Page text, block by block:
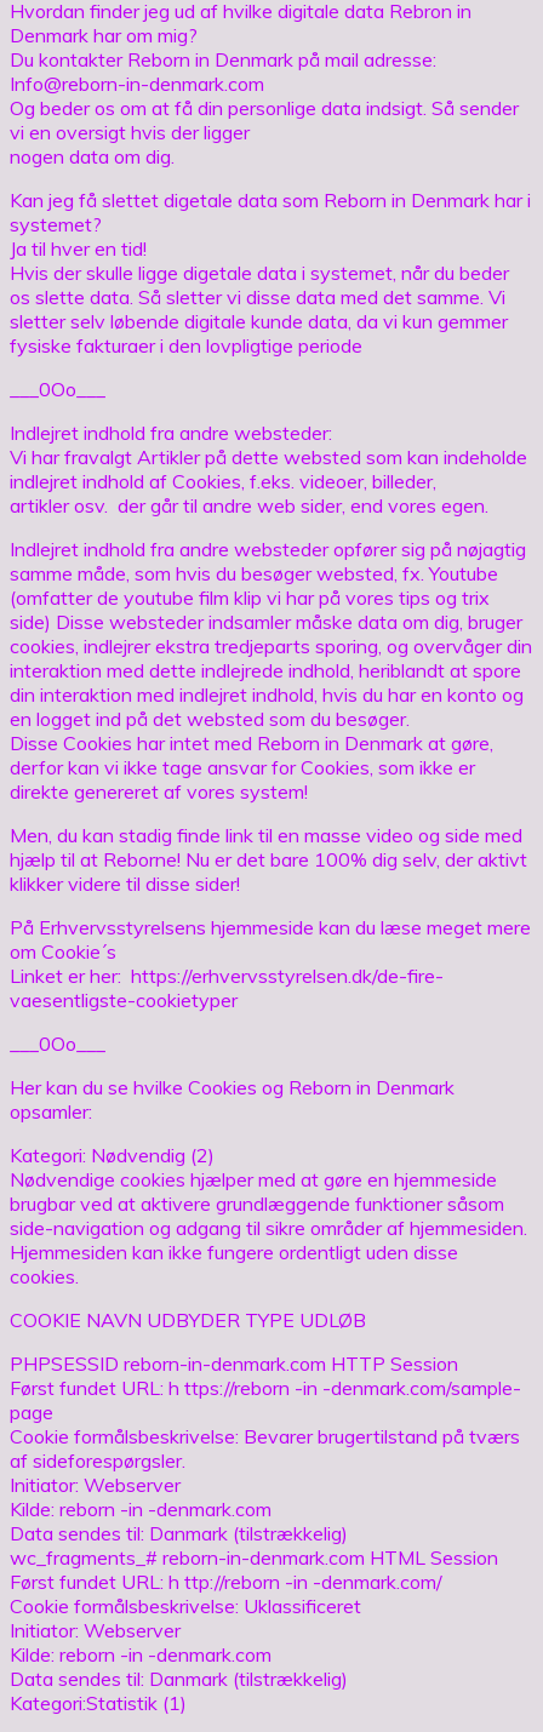
Hvordan finder jeg ud af hvilke digitale data Rebron in
Denmark har om mig?
Du kontakter Reborn in Denmark på mail adresse:
Info@reborn-in-denmark.com
Og beder os om at få din personlige data indsigt. Så sender
vi en oversigt hvis der ligger
nogen data om dig.
Kan jeg få slettet digetale data som Reborn in Denmark har i
systemet?
Ja til hver en tid!
Hvis der skulle ligge digetale data i systemet, når du beder
os slette data. Så sletter vi disse data med det samme. Vi
sletter selv løbende digitale kunde data, da vi kun gemmer
fysiske fakturaer i den lovpligtige periode
___0Oo___
Indlejret indhold fra andre websteder:
Vi har fravalgt Artikler på dette websted som kan indeholde
indlejret indhold af Cookies, f.eks. videoer, billeder,
artikler osv. der går til andre web sider, end vores egen.
Indlejret indhold fra andre websteder opfører sig på nøjagtig
samme måde, som hvis du besøger websted, fx. Youtube
(omfatter de youtube film klip vi har på vores tips og trix
side) Disse websteder indsamler måske data om dig, bruger
cookies, indlejrer ekstra tredjeparts sporing, og overvåger din
interaktion med dette indlejrede indhold, heriblandt at spore
din interaktion med indlejret indhold, hvis du har en konto og
en logget ind på det websted som du besøger.
Disse Cookies har intet med Reborn in Denmark at gøre,
derfor kan vi ikke tage ansvar for Cookies, som ikke er
direkte genereret af vores system!
Men, du kan stadig finde link til en masse video og side med
hjælp til at Reborne! Nu er det bare 100% dig selv, der aktivt
klikker videre til disse sider!
På Erhvervsstyrelsens hjemmeside kan du læse meget mere
om Cookie´s
Linket er her: https://erhvervsstyrelsen.dk/de-fire-
vaesentligste-cookietyper
___0Oo___
Her kan du se hvilke Cookies og Reborn in Denmark
opsamler:
Kategori: Nødvendig (2)
Nødvendige cookies hjælper med at gøre en hjemmeside
brugbar ved at aktivere grundlæggende funktioner såsom
side-navigation og adgang til sikre områder af hjemmesiden.
Hjemmesiden kan ikke fungere ordentligt uden disse
cookies.
COOKIE NAVN UDBYDER TYPE UDLØB
PHPSESSID reborn-in-denmark.com HTTP Session
Først fundet URL: h ttps://reborn -in -denmark.com/sample-
page
Cookie formålsbeskrivelse: Bevarer brugertilstand på tværs
af sideforespørgsler.
Initiator: Webserver
Kilde: reborn -in -denmark.com
Data sendes til: Danmark (tilstrækkelig)
wc_fragments_# reborn-in-denmark.com HTML Session
Først fundet URL: h ttp://reborn -in -denmark.com/
Cookie formålsbeskrivelse: Uklassificeret
Initiator: Webserver
Kilde: reborn -in -denmark.com
Data sendes til: Danmark (tilstrækkelig)
Kategori:Statistik (1)